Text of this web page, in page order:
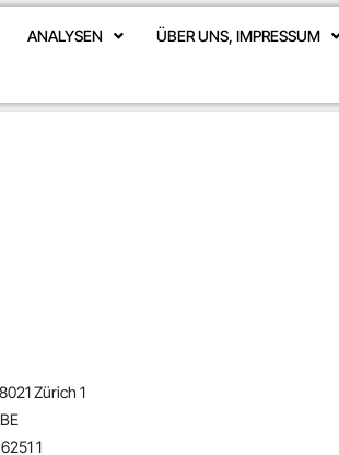
ANALYSEN ÜBER UNS, IMPRESSUM
Zürich 1
1